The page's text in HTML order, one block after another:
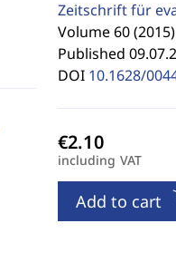
Zeitschrift für
Volume 60
Published
DOI 10.1628/
including VAT
Add to cart